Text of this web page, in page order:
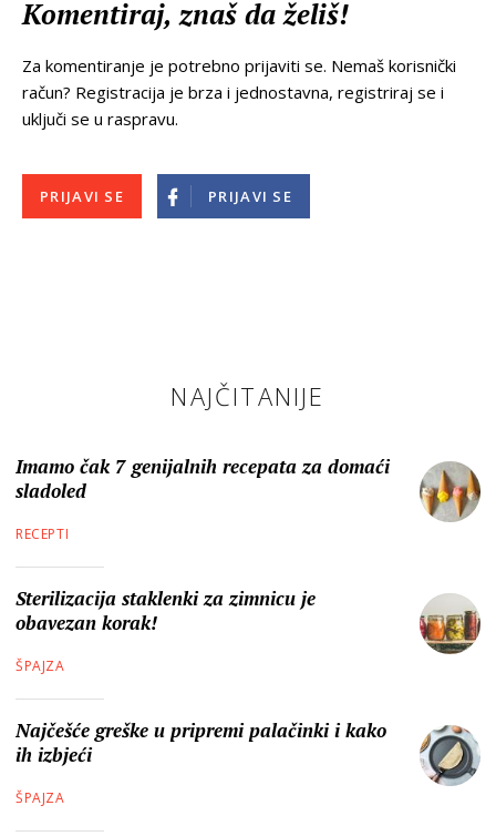
Komentiraj, znaš da želiš!
Za komentiranje je potrebno prijaviti se. Nemaš korisnički
račun? Registracija je brza i jednostavna, registriraj se i
uključi se u raspravu.
PRIJAVI SE PRIJAVI SE
NAJČITANIJE
Imamo čak 7 genijalnih recepata za domaći
sladoled
RECEPTI
Sterilizacija staklenki za zimnicu je
obavezan korak!
ŠPAJZA
Najčešće greške u pripremi palačinki i kako
ih izbjeći
ŠPAJZA